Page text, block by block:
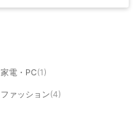
家電・PC(1)
ファッション(4)